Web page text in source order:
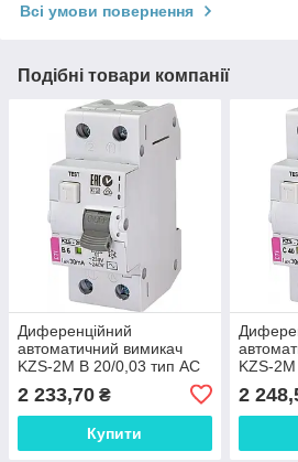
Всі умови повернення
Подібні товари компанії
Диференційний
автоматичний вимикач
KZS-2M B 20/0,03 тип AC
2 233,70 ₴
Купити
KZS-
2